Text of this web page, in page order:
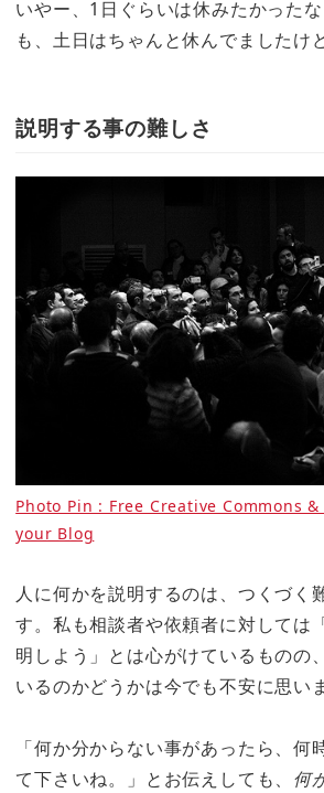
いやー、1日ぐらいは休みたかった
も、土日はちゃんと休んでましたけど
説明する事の難しさ
Photo Pin : Free Creative Commons
your Blog
人に何かを説明するのは、つくづく
す。私も相談者や依頼者に対しては
明しよう」とは心がけているものの
いるのかどうかは今でも不安に思い
「何か分からない事があったら、何
て下さいね。」とお伝えしても、 何